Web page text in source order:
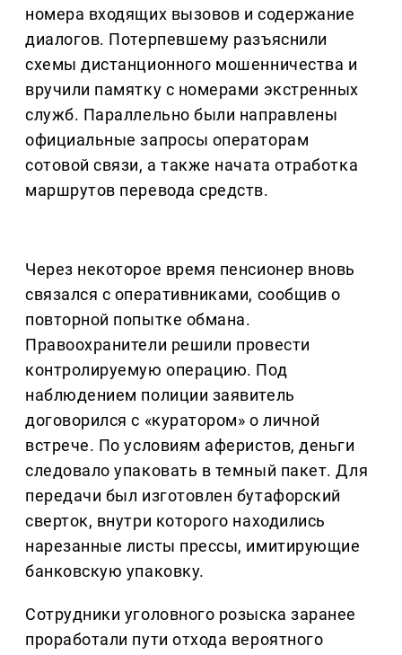
номера входящих вызовов и содержание
диалогов. Потерпевшему разъяснили
схемы дистанционного мошенничества и
вручили памятку с номерами экстренных
служб. Параллельно были направлены
официальные запросы операторам
сотовой связи, а также начата отработка
маршрутов перевода средств.
Через некоторое время пенсионер вновь
связался с оперативниками, сообщив о
повторной попытке обмана.
Правоохранители решили провести
контролируемую операцию. Под
наблюдением полиции заявитель
договорился с «куратором» о личной
встрече. По условиям аферистов, деньги
следовало упаковать в темный пакет. Для
передачи был изготовлен бутафорский
сверток, внутри которого находились
нарезанные листы прессы, имитирующие
банковскую упаковку.
Сотрудники уголовного розыска заранее
проработали пути отхода вероятного